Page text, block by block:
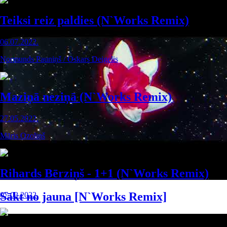
Teiksi reiz paldies (N`Works Remix)
06.07.2022.
Normunds Pauniņš / Oskars Deigelis
Maziņā neziņā (N`Works Remix)
27.05.2022.
Māris Ozoliņš
Rihards Bērziņš - 1+1 (N`Works Remix)
07.02.2022.
Sākt no jauna [N`Works Remix]